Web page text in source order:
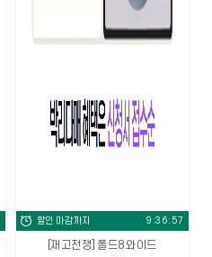
할인 마감까지 9:36:56
[재고전쟁] 폴드8 와이드